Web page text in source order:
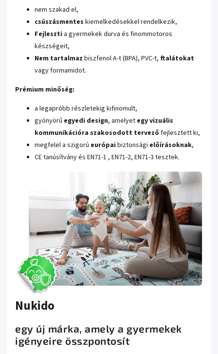
nem szakad el,
csúszásmentes kiemelkedésekkel rendelkezik,
Fejleszti a gyermekek durva és finommotoros
készségeit,
Nem tartalmaz biszfenol A-t (BPA), PVC-t, ftalátokat
vagy formamidot.
Prémium minőség:
a legapróbb részletekig kifinomult,
gyönyörű egyedi design, amelyet egy vizuális
kommunikációra szakosodott tervező fejlesztett ki,
megfelel a szigorú európai biztonsági előírásoknak,
CE tanúsítvány és EN71-1 , EN71-2, EN71-3 tesztek.
Nukido
egy új márka, amely a gyermekek
igényeire összpontosít